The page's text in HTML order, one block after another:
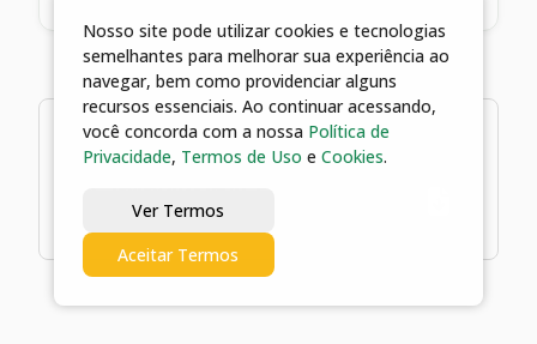
1 arquivos
de 06 de junho de 2023
Nosso site pode utilizar cookies e tecnologias
semelhantes para melhorar sua experiência ao
navegar, bem como providenciar alguns
recursos essenciais. Ao continuar acessando,
você concorda com a nossa Política de
Privacidade, Termos de Uso e Cookies.
Ver Termos
Aceitar Termos